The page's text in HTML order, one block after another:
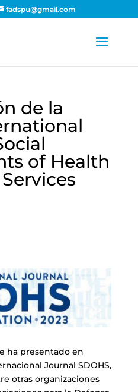
fadspu@gmail.com
de la
of Health
ha presentado en
Journal SDOHS,
otras organizaciones